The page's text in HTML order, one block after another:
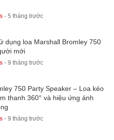
- 5 tháng trước
dụng loa Marshall Bromley 750
mới
- 9 tháng trước
750 Party Speaker – Loa kéo
thanh 360° và hiệu ứng ánh
- 9 tháng trước